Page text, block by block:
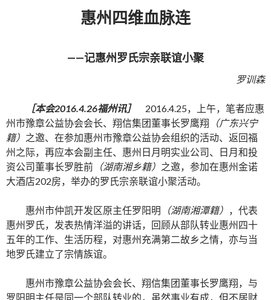
惠州四维血脉连
——记惠州罗氏宗亲联谊小聚
罗训森
［本会2016.4.26福州讯］
2016.4.25，上午，笔者应惠
州市豫章公益协会会长、翔信集团董事长罗鹰翔 （广东兴宁
籍） 之邀、在参加惠州市豫章公益协会组织的活动、返回福
州之际，再应本会副主任、惠州日月明实业公司、日月和投
资公司董事长罗胜前 （湖南湘乡籍） 之邀，参加在惠州金诺
大酒店202房，举办的罗氏宗亲联谊小聚活动。
惠州市仲凯开发区原主任罗阳明 （湖南湘潭籍） ，代表
惠州罗氏，发表热情洋溢的讲话，回顾从部队转业惠州四十
五年的工作、生活历程，对惠州充满第二故乡之情，亦与当
地罗氏建立了宗情族谊。
惠州市豫章公益协会会长、翔信集团董事长罗鹰翔，与
罗阳明主任是同一个部队转业的，虽然事业有成，但不居财